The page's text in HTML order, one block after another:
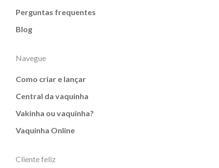
Perguntas frequentes
Blog
Navegue
Como criar e lançar
Central da vaquinha
Vakinha ou vaquinha?
Vaquinha Online
Cliente feliz